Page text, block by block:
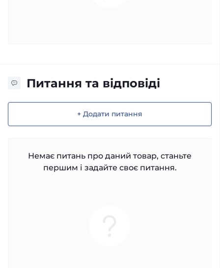
Питання та відповіді
+ Додати питання
Немає питань про даний товар, станьте
першим і задайте своє питання.